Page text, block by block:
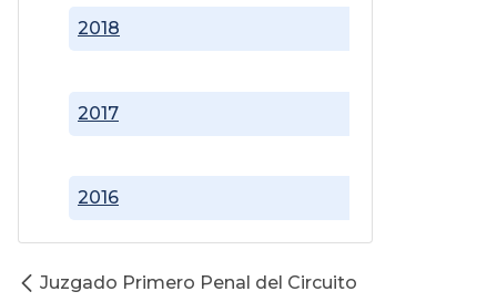
2016
2017
2018
Juzgado Primero Penal del Circuito